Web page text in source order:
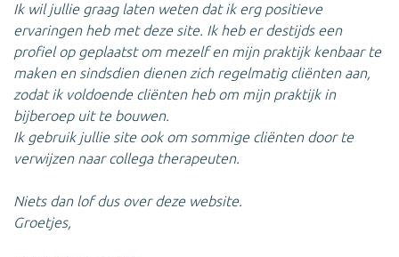
Ik wil jullie graag laten weten dat ik erg positieve
ervaringen heb met deze site. Ik heb er destijds een
profiel op geplaatst om mezelf en mijn praktijk kenbaar te
maken en sindsdien dienen zich regelmatig cliënten aan,
zodat ik voldoende cliënten heb om mijn praktijk in
bijberoep uit te bouwen.
Ik gebruik jullie site ook om sommige cliënten door te
verwijzen naar collega therapeuten.
Niets dan lof dus over deze website.
Groetjes,